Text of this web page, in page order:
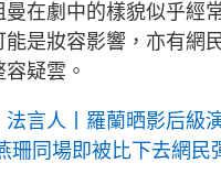
曼在劇中的樣貌似乎經
能是妝容影響，亦有網
疑雲。
法言人丨羅蘭晒影后級
珊同場即被比下去網民